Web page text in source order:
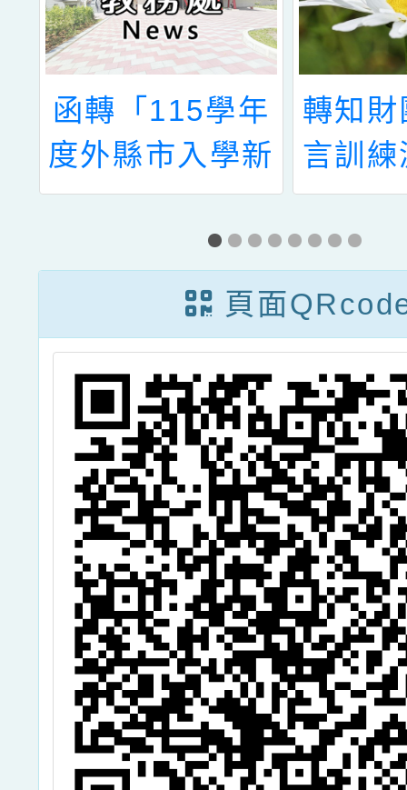
函轉「115學年
度外縣市入學新
竹市國民中學新
生調查表」1
份，詳如說明，
請查照。
轉知
言訓
111年
向與
評量
動
頁面